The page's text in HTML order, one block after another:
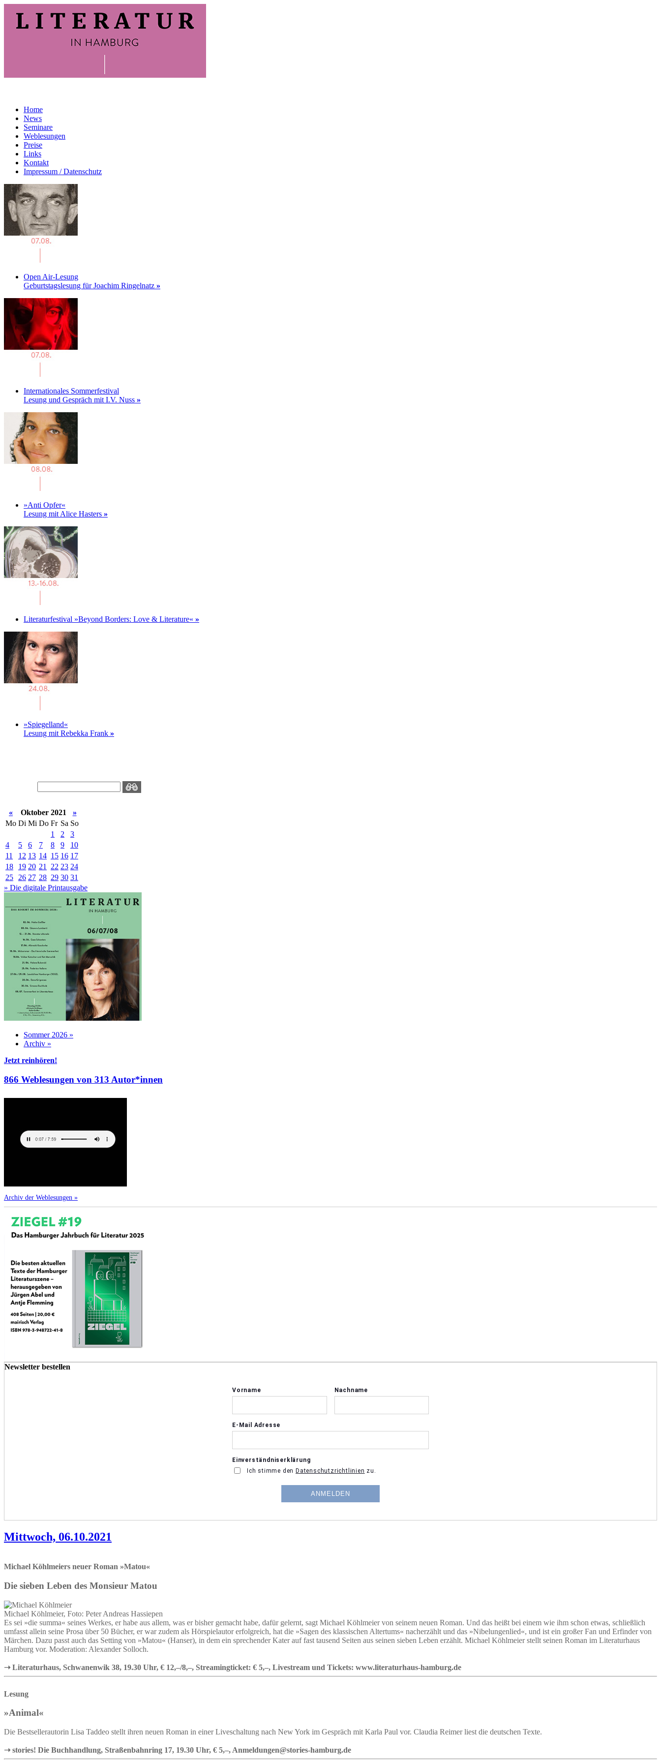
Home
News
Seminare
Weblesungen
Preise
Links
Kontakt
Impressum / Datenschutz
Open Air-Lesung
Geburtstagslesung für Joachim Ringelnatz »
Internationales Sommerfestival
Lesung und Gespräch mit I.V. Nuss »
»Anti Opfer«
Lesung mit Alice Hasters »
Literaturfestival »Beyond Borders: Love & Literature« »
»Spiegelland«
Lesung mit Rebekka Frank »
« Oktober 2021
»
Mo Di Mi Do Fr Sa So
1
2
3
4
5 6 7 8 9
10
11
12 13 14 15 16 17
18
19 20 21 22 23 24
25
26 27 28 29 30 31
» Die digitale Printausgabe
Sommer 2026 »
Archiv »
Jetzt reinhören!
866 Weblesungen von 313 Autor*innen
Archiv der Weblesungen »
Newsletter bestellen
Mittwoch, 06.10.2021
Michael Köhlmeiers neuer Roman »Matou«
Die sieben Leben des Monsieur Matou
Michael Köhlmeier, Foto: Peter Andreas Hassiepen
Es sei »die summa« seines Werkes, er habe aus allem, was er bisher gemacht habe, dafür gelernt, sagt Michael Köhlmeier von seinem neuen Roman. Und das heißt bei einem wie ihm schon etwas, schließlich
umfasst allein seine Prosa über 50 Bücher, er war zudem als Hörspielautor erfolgreich, hat die »Sagen des klassischen Altertums« nacherzählt und das »Nibelungenlied«, und ist ein großer Fan und Erfinder von
Märchen. Dazu passt auch das Setting von »Matou« (Hanser), in dem ein sprechender Kater auf fast tausend Seiten aus seinen sieben Leben erzählt. Michael Köhlmeier stellt seinen Roman im Literaturhaus
Hamburg vor. Moderation: Alexander Solloch.
➝ Literaturhaus, Schwanenwik 38, 19.30 Uhr, € 12,–/8,–, Streamingticket: € 5,–, Livestream und Tickets: www.literaturhaus-hamburg.de
Lesung
»Animal«
Die Bestsellerautorin Lisa Taddeo stellt ihren neuen Roman in einer Liveschaltung nach New York im Gespräch mit Karla Paul vor. Claudia Reimer liest die deutschen Texte.
➝ stories! Die Buchhandlung, Straßenbahnring 17, 19.30 Uhr, € 5,–, Anmeldungen@stories-hamburg.de